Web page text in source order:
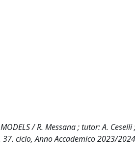
MODELS / R. Messana ; tutor: A. Ceselli
ciclo, Anno Accademico 2023/